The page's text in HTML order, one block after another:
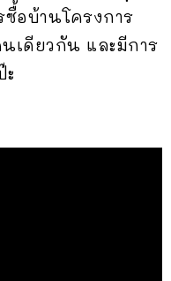
ซื้อบ้านโครงการ
เดียวกัน และมีการ